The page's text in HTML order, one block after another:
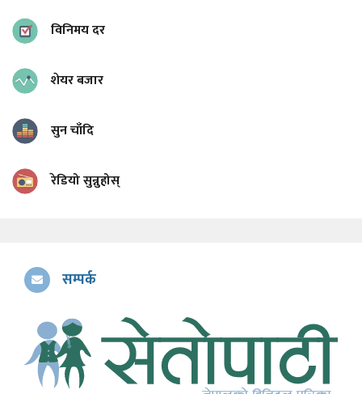
विनिमय दर
शेयर बजार
सुन चाँदि
रेडियो सुन्नुहोस्
सम्पर्क